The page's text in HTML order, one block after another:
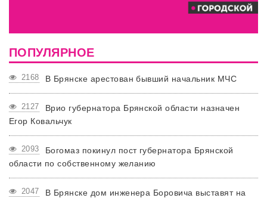
ПОПУЛЯРНОЕ
2168 В Брянске арестован бывший начальник МЧС
2127
Врио губернатора Брянской области назначен
Егор Ковальчук
2093
Богомаз покинул пост губернатора Брянской
области по собственному желанию
2047
В Брянске дом инженера Боровича выставят на